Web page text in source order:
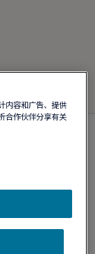
内容和广告、提供
合作伙伴分享有关